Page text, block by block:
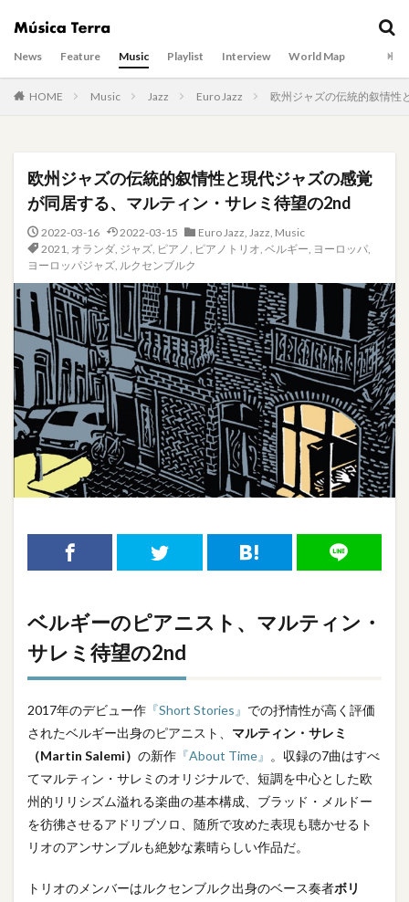
News Feature Music Playlist Interview World Map
HOME Music Jazz Euro Jazz 欧州ジャズの伝統的叙情性
欧州ジャズの伝統的叙情性と現代ジャズの感覚
が同居する、マルティン・サレミ待望の2nd
2022-03-16 2022-03-15 Euro Jazz, Jazz, Music
2021, オランダ, ジャズ, ピアノ, ピアノトリオ, ベルギー, ヨーロッパ,
ヨーロッパジャズ, ルクセンブルク
ベルギーのピアニスト、マルティン・
サレミ待望の2nd
2017年のデビュー作 『Short Stories』 での抒情性が高く評価
されたベルギー出身のピアニスト、 マルティン・サレミ
（Martin Salemi） の新作 『About Time』 。収録の7曲はすべ
てマルティン・サレミのオリジナルで、短調を中心とした欧
州的リリシズム溢れる楽曲の基本構成、ブラッド・メルドー
を彷彿させるアドリブソロ、随所で攻めた表現も聴かせるト
リオのアンサンブルも絶妙な素晴らしい作品だ。
トリオのメンバーはルクセンブルク出身のベース奏者ボリ